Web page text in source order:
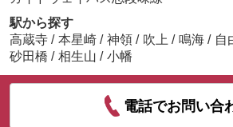
駅から探す
高蔵寺 / 本星崎 / 神領 / 吹上 / 鳴海 / 自
砂田橋 / 相生山 / 小幡
電話でお問い合